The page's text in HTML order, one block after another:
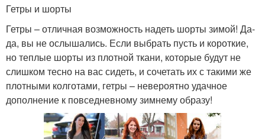
Гетры и шорты
Гетры – отличная возможность надеть шорты зимой! Да-
да, вы не ослышались. Если выбрать пусть и короткие,
но теплые шорты из плотной ткани, которые будут не
слишком тесно на вас сидеть, и сочетать их с такими же
плотными колготами, гетры – невероятно удачное
дополнение к повседневному зимнему образу!